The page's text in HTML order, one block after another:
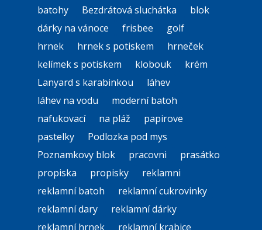
batohy Bezdrátová sluchátka
blok
dárky na vánoce
frisbee
golf
hrnek
hrnek s potiskem
hrneček
kelímek s potiskem
klobouk
krém
Lanyard s karabinkou
láhev
láhev na vodu
moderní batoh
nafukovací
na pláž
papirove
pastelky
Podlozka pod mys
Poznamkovy blok
pracovni
prasátko
propiska
propisky
reklamni
reklamní batoh
reklamní cukrovinky
reklamní dary
reklamní dárky
reklamní hrnek
reklamní krabice